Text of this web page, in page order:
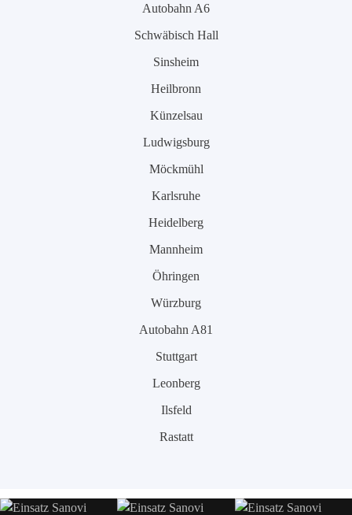
Autobahn A6
Schwäbisch Hall
Sinsheim
Heilbronn
Künzelsau
Ludwigsburg
Möckmühl
Karlsruhe
Heidelberg
Mannheim
Öhringen
Würzburg
Autobahn A81
Stuttgart
Leonberg
Ilsfeld
Rastatt